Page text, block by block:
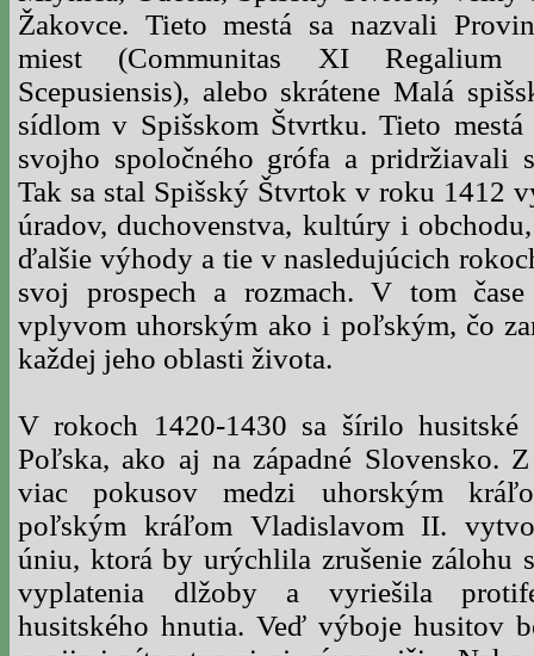
Žakovce. Tieto mestá sa nazvali
miest (Communitas XI Regalium
Scepusiensis), alebo skrátene Malá
sídlom v Spišskom Štvrtku. Tieto
svojho spoločného grófa a pridržiavali
Tak sa stal Spišský Štvrtok v roku 1412
úradov, duchovenstva, kultúry i
ďalšie výhody a tie v nasledujúcich
svoj prospech a rozmach. V tom
vplyvom uhorským ako i poľským, čo
každej jeho oblasti života.
V rokoch 1420-1430 sa šírilo
Poľska, ako aj na západné Slovensko.
viac pokusov medzi uhorským
poľským kráľom Vladislavom II.
úniu, ktorá by urýchlila zrušenie zálohu
vyplatenia dlžoby a vyriešila
husitského hnutia. Veď výboje husitov